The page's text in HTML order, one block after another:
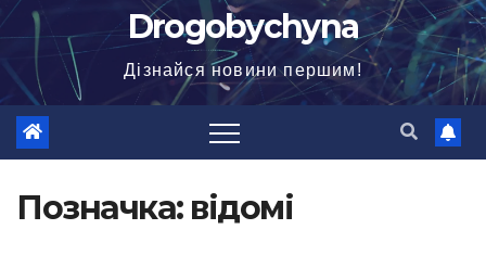
Drogobychyna
Дізнайся новини першим!
Позначка: відомі